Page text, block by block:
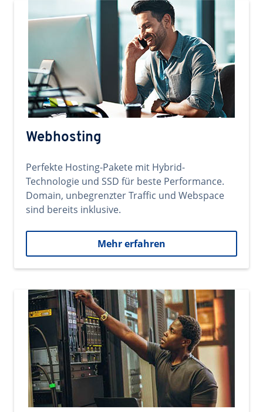
Webhosting
Perfekte Hosting-Pakete mit Hybrid-
Technologie und SSD für beste Performance.
Domain, unbegrenzter Traffic und Webspace
sind bereits inklusive.
Mehr erfahren